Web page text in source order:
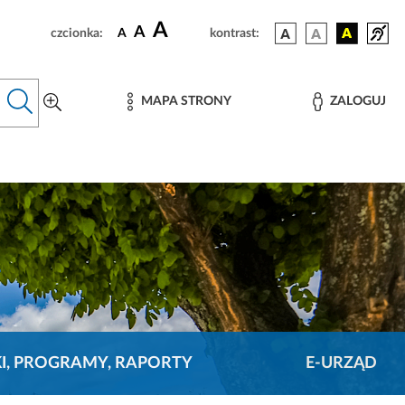
czcionka: A A A kontrast:
MAPA STRONY ZALOGUJ
PROGRAMY, RAPORTY E-URZĄD